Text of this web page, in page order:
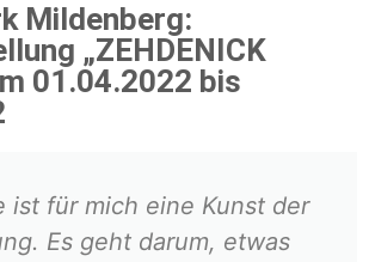
Mildenberg:
„ZEHDENICK
01.04.2022 bis
ist für mich eine Kunst der
Es geht darum, etwas